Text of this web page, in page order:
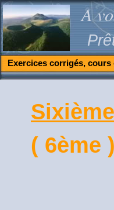
A
Exercices corrigés, cours
Sixième
( 6ème )